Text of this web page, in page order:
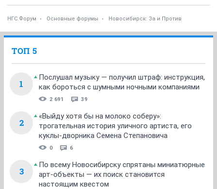
НГС.Форум Основные форумы Новосибирск: За и Против
ТОП 5
1
Послушал музыку — получил штраф: инструкция,
как бороться с шумными ночными компаниями
2 691 39
2
«Выйду хотя бы на молоко соберу»:
трогательная история уличного артиста, его
куклы-дворника Семена Степановича
0 6
3
По всему Новосибирску спрятаны миниатюрные
арт-объекты — их поиск становится
настоящим квестом